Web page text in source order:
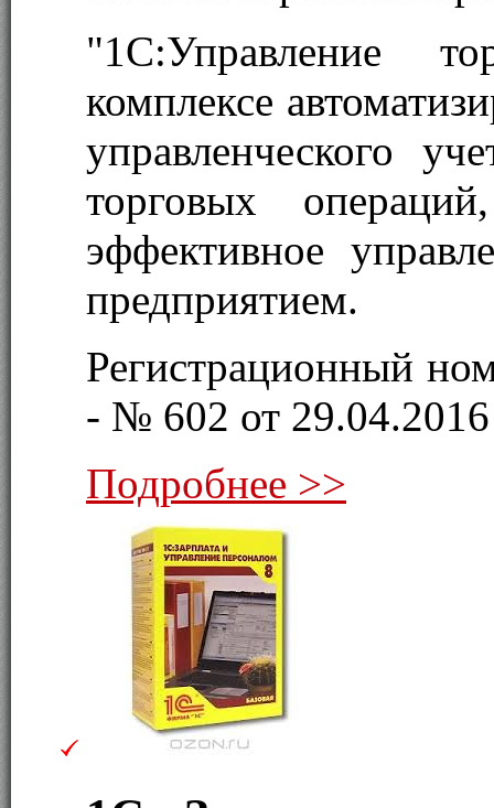
"1С:Управление
комплексе
управленческого
торговых
эффективное
предприятием.
Регистрационный
- № 602 от 29.04.2016
Подробнее >>